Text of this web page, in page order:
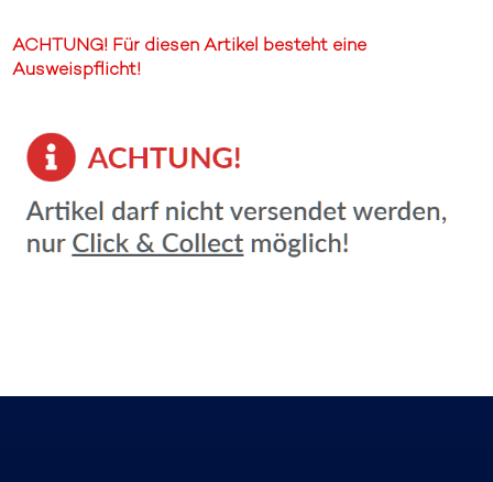
ACHTUNG! Für diesen Artikel besteht eine
Ausweispflicht!